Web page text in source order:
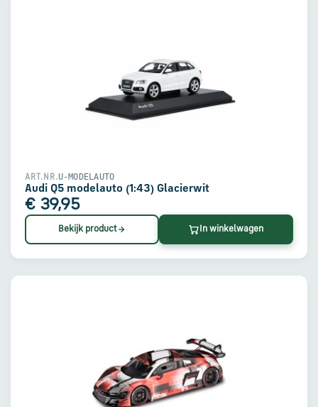
ART.NR.U-MODELAUTO
Audi Q5 modelauto (1:43) Glacierwit
€ 39,95
Bekijk product In winkelwagen